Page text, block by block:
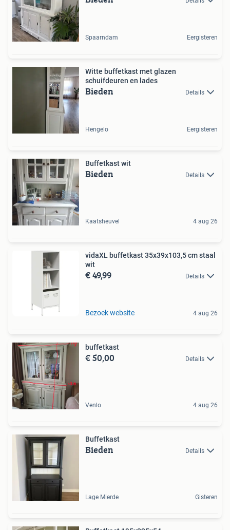
Spaarndam Eergisteren
Witte buffetkast met glazen
schuifdeuren en lades
Bieden Details
Hengelo Eergisteren
Buffetkast wit
Bieden Details
Kaatsheuvel 4 aug 26
vidaXL buffetkast 35x39x103,5 cm staal
wit
€ 49,99 Details
Bezoek website 4 aug 26
buffetkast
€ 50,00 Details
Venlo 4 aug 26
Buffetkast
Bieden Details
Lage Mierde Gisteren